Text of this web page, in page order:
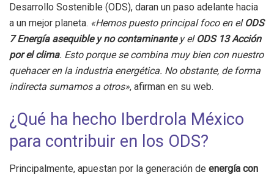
Desarrollo Sostenible (ODS), daran un paso adelante hacia
a un mejor planeta. «Hemos puesto principal foco en el ODS
7 Energía asequible y no contaminantey el ODS 13 Acción
por el clima. Esto porque se combina muy bien con nuestro
quehacer en la industria energética. No obstante, de forma
indirecta sumamos a otros», afirman en su web.
¿Qué ha hecho Iberdrola México
para contribuir en los ODS?
Principalmente, apuestan por la generación de energía con